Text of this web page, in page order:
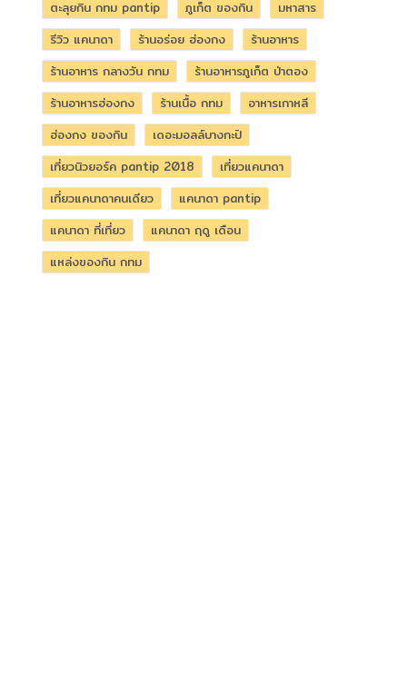
ตะลุยกิน กทม pantip ภูเก็ต ของกิน
มหาสาร
รีวิว แคนาดา
ร้านอร่อย ฮ่องกง
ร้านอาหาร
ร้านอาหาร กลางวัน กทม
ร้านอาหารภูเก็ต ป่าตอง
ร้านอาหารฮ่องกง
ร้านเนื้อ กทม
อาหารเกาหลี
ฮ่องกง ของกิน
เดอะมอลล์บางกะปิ
เที่ยวนิวยอร์ค pantip 2018
เที่ยวแคนาดา
เที่ยวแคนาดาคนเดียว
แคนาดา pantip
แคนาดา ที่เที่ยว
แคนาดา ฤดู เดือน
แหล่งของกิน กทม